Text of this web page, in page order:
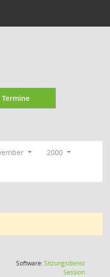
Termine
2000
Software:Sitzungsdienst
Session(Wird in